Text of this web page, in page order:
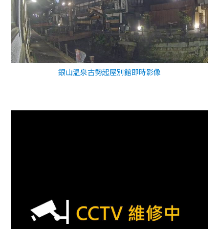
銀山温泉古勢起屋別館即時影像